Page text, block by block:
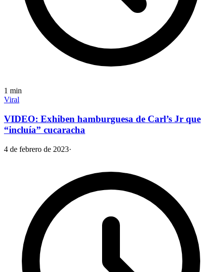
1 min
Viral
VIDEO: Exhiben hamburguesa de Carl’s Jr que
“incluía” cucaracha
4 de febrero de 2023·